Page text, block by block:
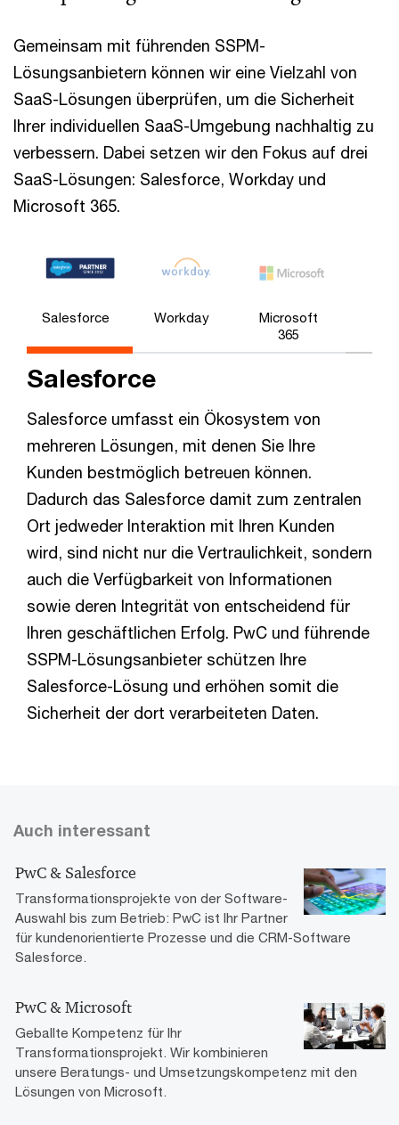
Gemeinsam mit führenden SSPM-
Lösungsanbietern können wir eine Vielzahl von
SaaS-Lösungen überprüfen, um die Sicherheit
Ihrer individuellen SaaS-Umgebung nachhaltig zu
verbessern. Dabei setzen wir den Fokus auf drei
SaaS-Lösungen: Salesforce, Workday und
Microsoft 365.
Salesforce Workday
Microsoft
365
Salesforce
Salesforce umfasst ein Ökosystem von
mehreren Lösungen, mit denen Sie Ihre
Kunden bestmöglich betreuen können.
Dadurch das Salesforce damit zum zentralen
Ort jedweder Interaktion mit Ihren Kunden
wird, sind nicht nur die Vertraulichkeit, sondern
auch die Verfügbarkeit von Informationen
sowie deren Integrität von entscheidend für
Ihren geschäftlichen Erfolg. PwC und führende
SSPM-Lösungsanbieter schützen Ihre
Salesforce-Lösung und erhöhen somit die
Sicherheit der dort verarbeiteten Daten.
Auch interessant
PwC & Salesforce
Transformationsprojekte von der Software-
Auswahl bis zum Betrieb: PwC ist Ihr Partner
für kundenorientierte Prozesse und die CRM-Software
Salesforce.
PwC & Microsoft
Geballte Kompetenz für Ihr
Transformationsprojekt. Wir kombinieren
unsere Beratungs- und Umsetzungskompetenz mit den
Lösungen von Microsoft.